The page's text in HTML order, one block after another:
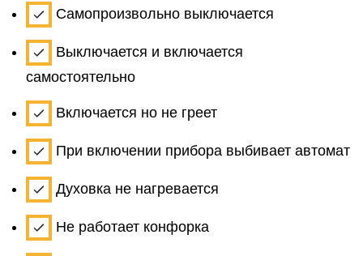
Самопроизвольно выключается
Выключается и включается
самостоятельно
Включается но не греет
При включении прибора выбивает автомат
Духовка не нагревается
Не работает конфорка